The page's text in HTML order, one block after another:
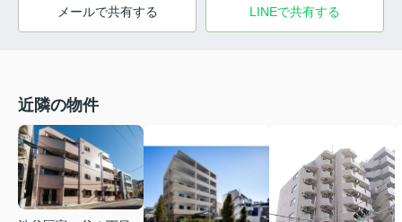
メールで共有する LINEで共有する
近隣の物件